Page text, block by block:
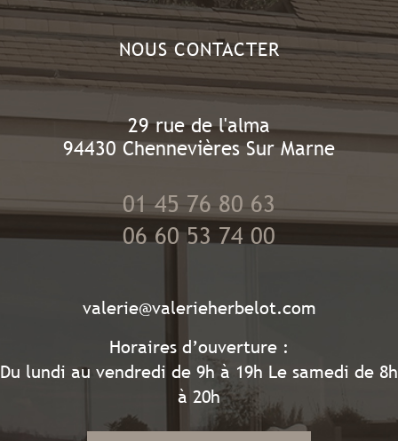
NOUS CONTACTER
29 rue de l'alma
94430 Chennevières Sur Marne
01 45 76 80 63
06 60 53 74 00
valerie@valerieherbelot.com
Horaires d’ouverture :
Du lundi au vendredi de 9h à 19h Le samedi de 8h
à 20h